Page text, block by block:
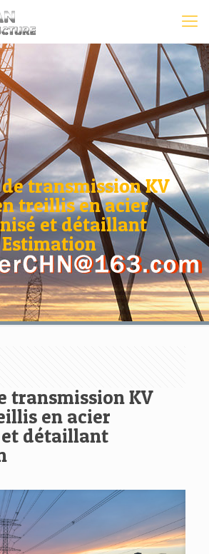
de transmission KV
treillis en acier
et détaillant
Estimation
transmission KV
en acier
détaillant